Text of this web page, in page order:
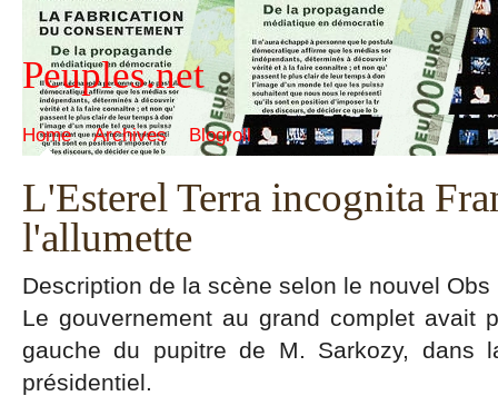
Peuples.net
Home Archives Blogroll
L'Esterel Terra incognita
l'allumette
Description de la scène selon le nouvel Obs
Le gouvernement au grand complet avait
gauche du pupitre de M. Sarkozy, dans
présidentiel.